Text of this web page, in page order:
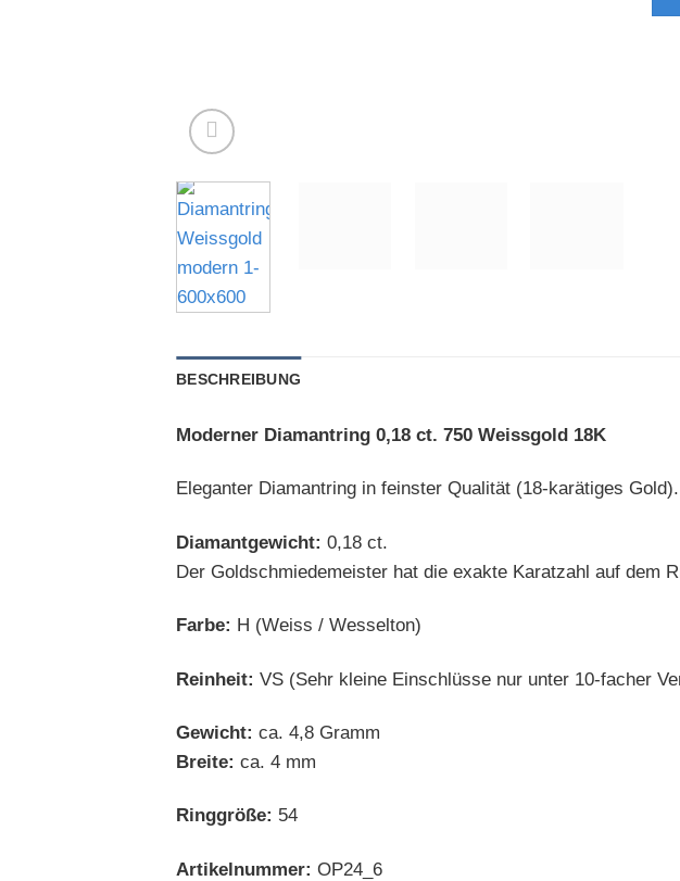
BESCHREIBUNG
Moderner Diamantring 0,18 ct. 750 Weissgold 18K
Eleganter Diamantring in feinster Qualität (18-karätiges
Diamantgewicht: 0,18 ct.
Der Goldschmiedemeister hat die exakte Karatzahl auf dem
Farbe: H (Weiss / Wesselton)
Reinheit: VS (Sehr kleine Einschlüsse nur unter 10-facher
Gewicht: ca. 4,8 Gramm
Breite: ca. 4 mm
Ringgröße: 54
Artikelnummer: OP24_6